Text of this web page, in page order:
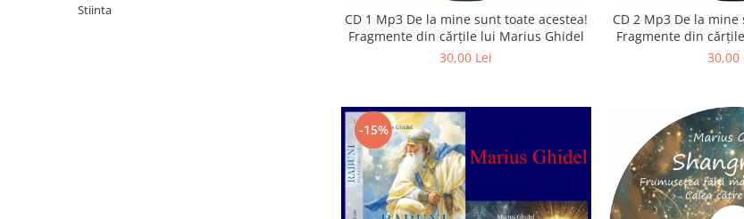
Stiinta
CD 1 Mp3 De la mine sunt toate acestea!
Fragmente din cărțile lui Marius Ghidel
30,00 Lei
CD 2 Mp3 De la
Fragmente din
30,00
-15%